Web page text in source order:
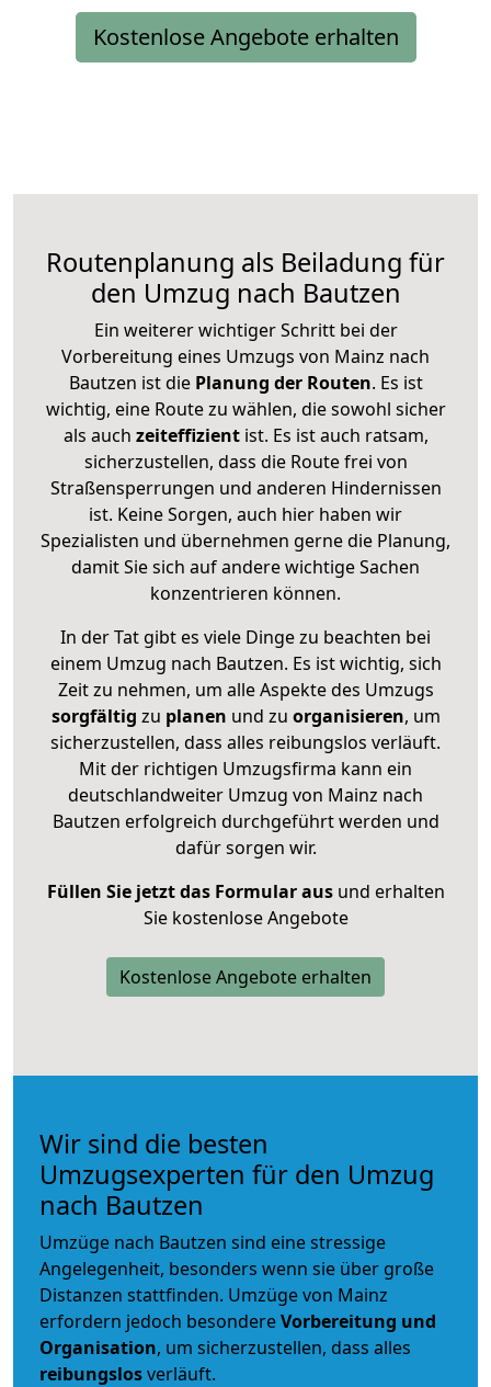
Kostenlose Angebote erhalten
Routenplanung als Beiladung für
den Umzug nach Bautzen
Ein weiterer wichtiger Schritt bei der
Vorbereitung eines Umzugs von Mainz nach
Bautzen ist diePlanung der Routen. Es ist
wichtig, eine Route zu wählen, die sowohl sicher
als auch zeiteffizientist. Es ist auch ratsam,
sicherzustellen, dass die Route frei von
Straßensperrungen und anderen Hindernissen
ist. Keine Sorgen, auch hier haben wir
Spezialisten und übernehmen gerne die Planung,
damit Sie sich auf andere wichtige Sachen
konzentrieren können.
In der Tat gibt es viele Dinge zu beachten bei
einem Umzug nach Bautzen. Es ist wichtig, sich
Zeit zu nehmen, um alle Aspekte des Umzugs
sorgfältig zu planen und zu organisieren, um
sicherzustellen, dass alles reibungslos verläuft.
Mit der richtigen Umzugsfirma kann ein
deutschlandweiter Umzug von Mainz nach
Bautzen erfolgreich durchgeführt werden und
dafür sorgen wir.
Füllen Sie jetzt das Formular ausund erhalten
Sie kostenlose Angebote
Kostenlose Angebote erhalten
Wir sind die besten
Umzugsexperten für den Umzug
nach Bautzen
Umzüge nach Bautzen sind eine stressige
Angelegenheit, besonders wenn sie über große
Distanzen stattfinden. Umzüge von Mainz
erfordern jedoch besondereVorbereitung und
Organisation, um sicherzustellen, dass alles
reibungslosverläuft.